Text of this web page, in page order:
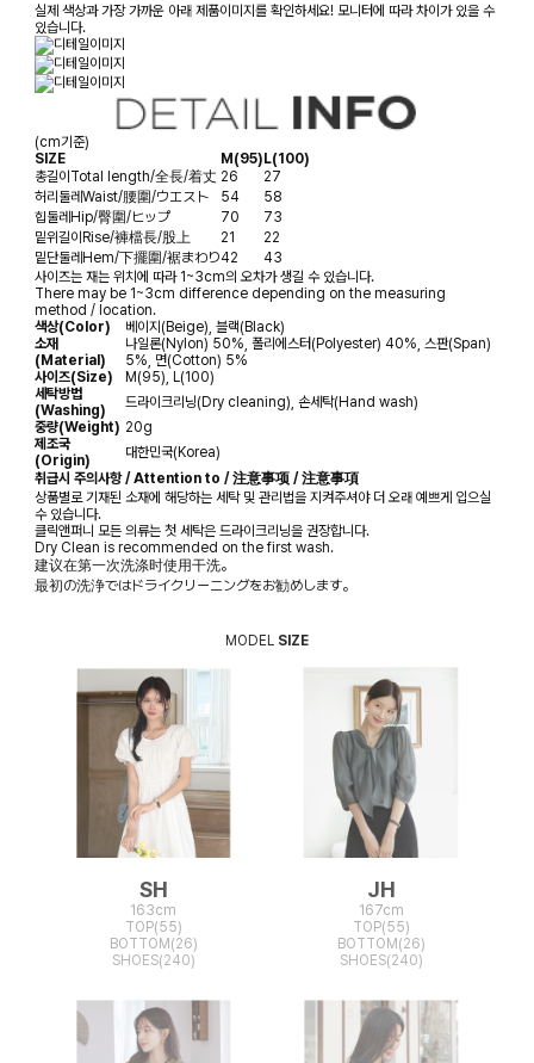
실제 색상과 가장 가까운 아래 제품이미지를 확인하세요! 모니터에 따라 차이가 있을 수
있습니다.
(cm기준)
SIZE
M(95)L(100)
총길이Total length/全長/着丈 26
27
허리둘레Waist/腰圍/ウエスト 54
58
힙둘레Hip/臀圍/ヒップ 70
73
밑위길이Rise/褲檔長/股上 21
22
밑단둘레Hem/下擺圍/裾まわり42
43
사이즈는 재는 위치에 따라 1~3cm의 오차가 생길 수 있습니다.
There may be 1~3cm difference depending on the measuring
method / location.
색상(Color)
베이지(Beige), 블랙(Black)
소재
(Material)
나일론(Nylon) 50%, 폴리에스터(Polyester) 40%, 스판(Span)
5%, 면(Cotton) 5%
사이즈(Size)
M(95), L(100)
세탁방법
(Washing)
드라이크리닝(Dry cleaning), 손세탁(Hand wash)
중량(Weight) 20g
제조국
(Origin)
대한민국(Korea)
취급시 주의사항 / Attention to / 注意事项 / 注意事項
상품별로 기재된 소재에 해당하는 세탁 및 관리법을 지켜주셔야 더 오래 예쁘게 입으실
수 있습니다.
클릭앤퍼니 모든 의류는 첫 세탁은 드라이크리닝을 권장합니다.
Dry Clean is recommended on the first wash.
建议在第一次洗涤时使用干洗。
最初の洗浄ではドライクリーニングをお勧めします。
MODEL SIZE
SH
163cm
TOP(55)
BOTTOM(26)
SHOES(240)
JH
167cm
TOP(55)
BOTTOM(26)
SHOES(240)